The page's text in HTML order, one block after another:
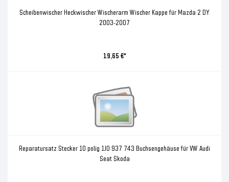
Scheibenwischer Heckwischer Wischerarm Wischer Kappe für Mazda 2 DY
2003-2007
19,65 €*
Reparatursatz Stecker 10 polig 1J0 937 743 Buchsengehäuse für VW Audi
Seat Skoda